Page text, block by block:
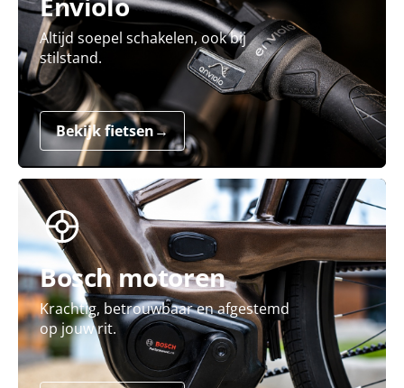
Altijd soepel schakelen, ook bij
stilstand.
Bekijk fietsen→
Bosch motoren
Krachtig, betrouwbaar en afgestemd
op jouw rit.